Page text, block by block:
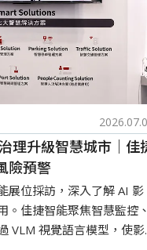
理升級智慧城市｜佳
險預警
展位採訪，深入了解 AI 影
。佳捷智能聚焦智慧監控、
VLM 視覺語言模型，使影